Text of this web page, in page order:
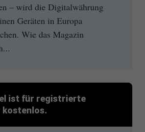
– wird die Digitalwährung
Geräten in Europa
Wie das Magazin
ist für registrierte
kostenlos.